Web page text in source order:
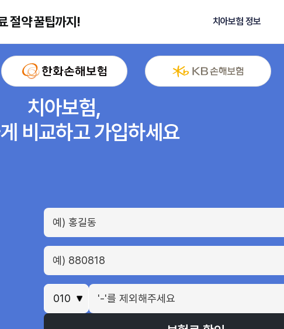
절약 꿀팁까지! 치아보험 정보
치아보험,
비교하고 가입하세요